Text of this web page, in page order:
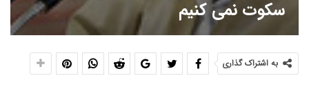
سکوت نمی کنیم
به اشتراک گذاری